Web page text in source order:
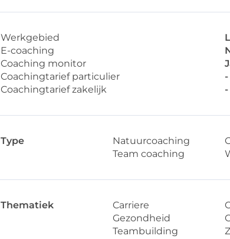
Werkgebied
E-coaching
Coaching monitor
Coachingtarief particulier
-
Coachingtarief zakelijk
-
Type Natuurcoaching
Team coaching
Thematiek Carriere
Gezondheid
Teambuilding